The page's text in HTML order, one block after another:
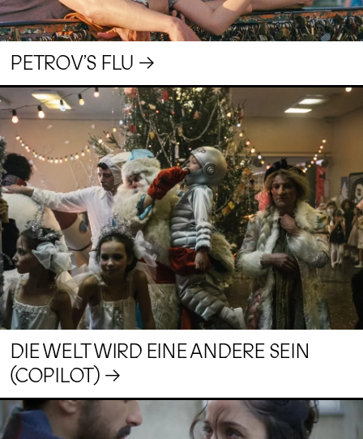
PETROV’S FLU
DIE WELT WIRD EINE ANDERE SEIN
(COPILOT)